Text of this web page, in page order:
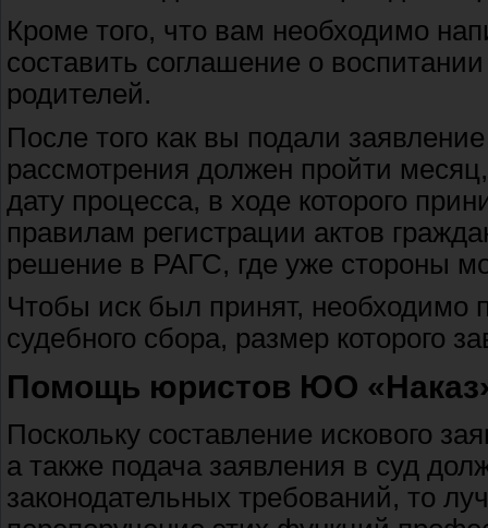
Кроме того, что вам необходимо
составить соглашение о
родителей.
После того как вы подали
рассмотрения должен пройти
дату процесса, в ходе которого
правилам регистрации актов
решение в РАГС, где уже стороны
Чтобы иск был принят, необходимо
судебного сбора, размер которого
Помощь юристов ЮО
Поскольку составление искового
а также подача заявления в суд
законодательных требований, то